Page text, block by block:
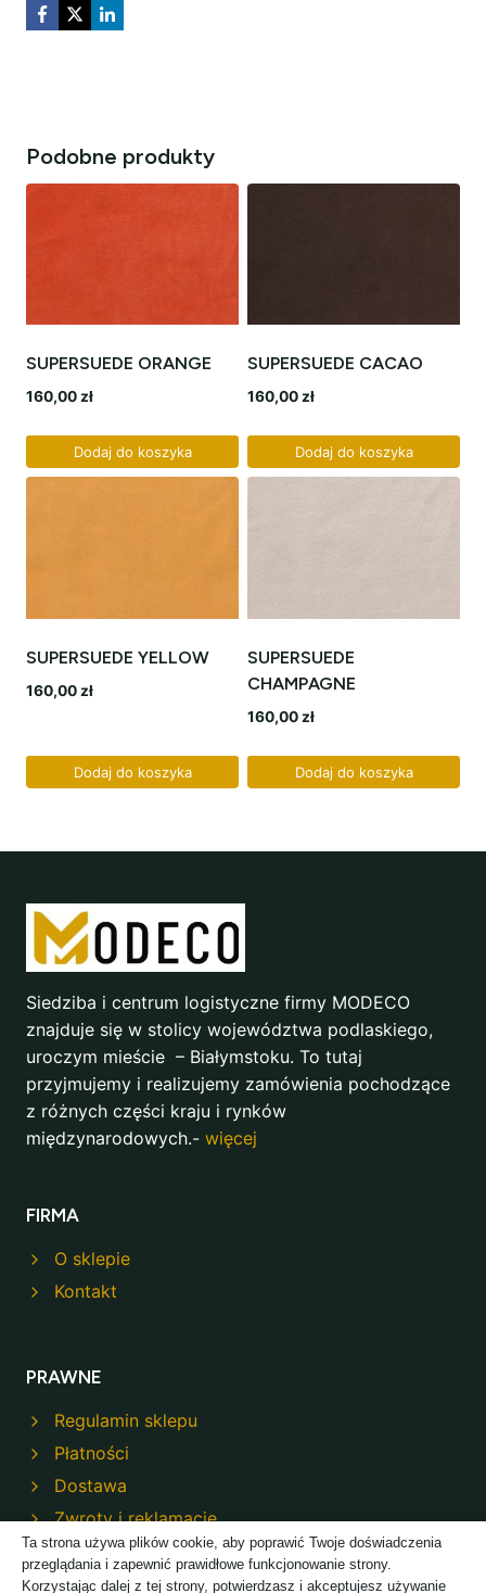
Podobne produkty
SUPERSUEDE ORANGE
160,00 zł
Dodaj do koszyka
SUPERSUEDE CACAO
160,00 zł
Dodaj do koszyka
SUPERSUEDE YELLOW
160,00 zł
Dodaj do koszyka
SUPERSUEDE
CHAMPAGNE
160,00 zł
Dodaj do koszyka
Siedziba i centrum logistyczne firmy MODECO
znajduje się w stolicy województwa podlaskiego,
uroczym mieście – Białymstoku. To tutaj
przyjmujemy i realizujemy zamówienia pochodzące
z różnych części kraju i rynków
międzynarodowych.- więcej
FIRMA
O sklepie
Kontakt
PRAWNE
Regulamin sklepu
Płatności
Dostawa
Zwroty i reklamacje
Polityka prywatności
Ta strona używa plików cookie, aby poprawić Twoje doświadczenia
przeglądania i zapewnić prawidłowe funkcjonowanie strony.
Korzystając dalej z tej strony, potwierdzasz i akceptujesz używanie